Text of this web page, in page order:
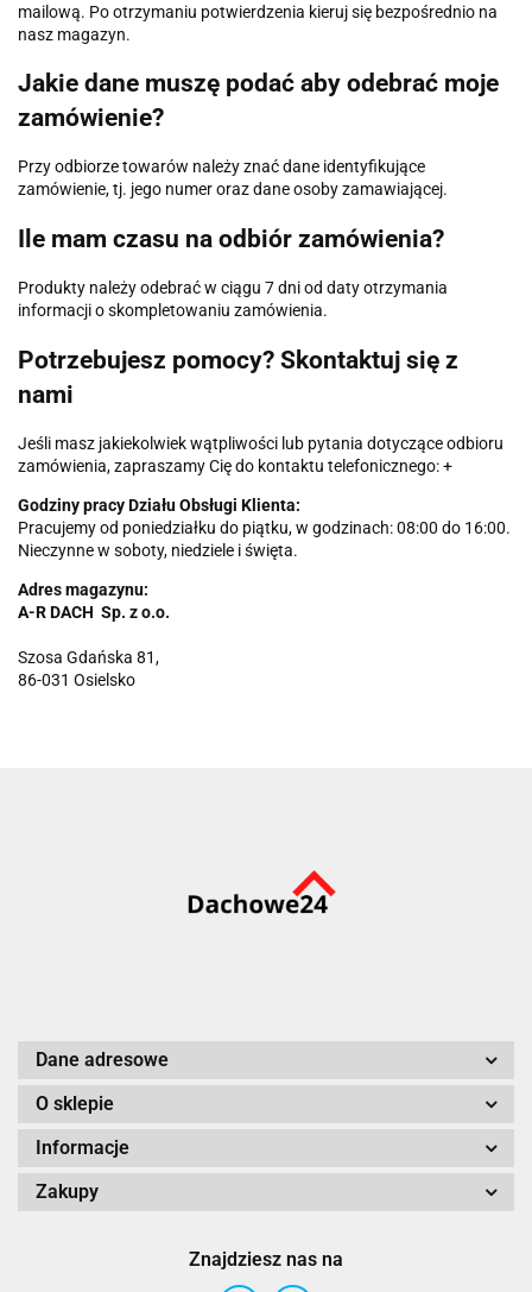
mailową. Po otrzymaniu potwierdzenia kieruj się bezpośrednio na
nasz magazyn.
Jakie dane muszę podać aby odebrać moje
zamówienie?
Przy odbiorze towarów należy znać dane identyfikujące
zamówienie, tj. jego numer oraz dane osoby zamawiającej.
Ile mam czasu na odbiór zamówienia?
Produkty należy odebrać w ciągu 7 dni od daty otrzymania
informacji o skompletowaniu zamówienia.
Potrzebujesz pomocy? Skontaktuj się z
nami
Jeśli masz jakiekolwiek wątpliwości lub pytania dotyczące odbioru
zamówienia, zapraszamy Cię do kontaktu telefonicznego: +
Godziny pracy Działu Obsługi Klienta:
Pracujemy od poniedziałku do piątku, w godzinach: 08:00 do 16:00.
Nieczynne w soboty, niedziele i święta.
Adres magazynu:
A-R DACH Sp. z o.o.
Szosa Gdańska 81,
86-031 Osielsko
Dane adresowe
O sklepie
Informacje
Zakupy
Znajdziesz nas na